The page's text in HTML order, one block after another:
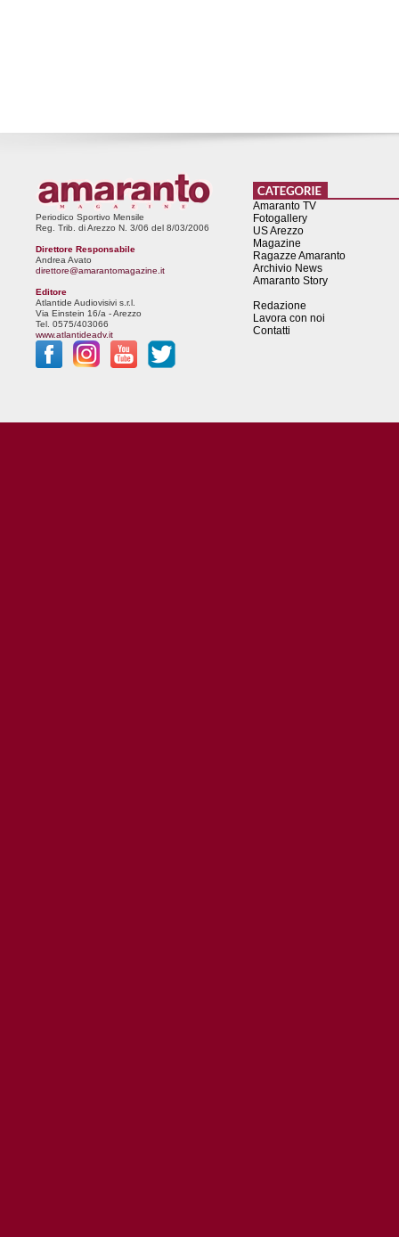
Periodico Sportivo Mensile
Reg. Trib. di Arezzo N. 3/06 del 8/03/2006
Direttore Responsabile
Andrea Avato
direttore@amarantomagazine.it
Editore
Atlantide Audiovisivi s.r.l.
Via Einstein 16/a - Arezzo
Tel. 0575/403066
www.atlantideadv.it
Amaranto TV
Fotogallery
US Arezzo
Magazine
Ragazze Amaranto
Archivio News
Amaranto Story
Redazione
Lavora con noi
Contatti